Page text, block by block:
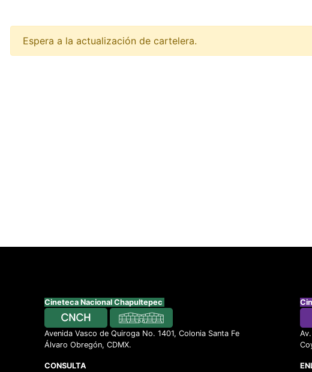
Espera a la actualización de cartelera.
Cineteca Nacional Chapultepec
Avenida Vasco de Quiroga No. 1401, Colonia Santa Fe
Álvaro Obregón, CDMX.
CONSULTA